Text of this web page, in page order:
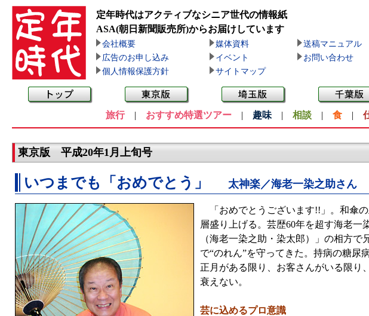
定年時代はアクティブなシニア世代の情報紙
ASA(朝日新聞販売所)からお届けしています
会社概要 媒体資料
送稿マニュアル
広告のお申し込み
イベント
お問い合わせ
個人情報保護方針
サイトマップ
旅行| おすすめ特選ツアー | 趣味 | 相談 | 食 |
東京版 平成20年1月上旬号
いつまでも「おめでとう」 太神楽／海老一染之助さん
「おめでとうございます!!」。和傘
層盛り上げる。芸歴60年を超す海老一
（海老一染之助・染太郎）」の相方
で“のれん”を守ってきた。持病の糖尿
正月がある限り、お客さんがいる限り
衰えない。
芸に込めるプロ意識